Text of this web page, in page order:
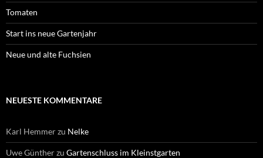
Tomaten
Start ins neue Gartenjahr
Neue und alte Fuchsien
NEUESTE KOMMENTARE
Karl Hemmerzu Nelke
Uwe Güntherzu Gartenschluss im Kleinstgarten